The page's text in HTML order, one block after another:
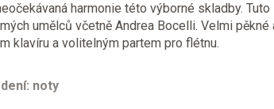
harmonie této výborné skladby.
umělců včetně Andrea Bocelli. Velmi pěkné
klavíru a volitelným partem pro flétnu.
noty